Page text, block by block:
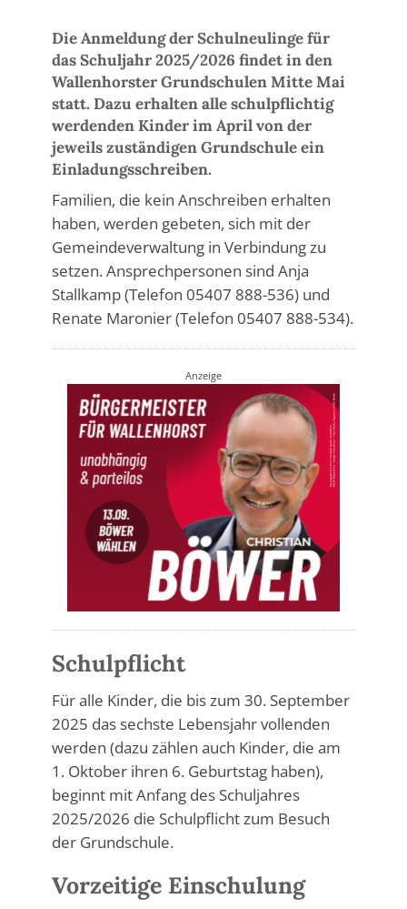
Die Anmeldung der Schulneulinge für
das Schuljahr 2025/2026 findet in den
Wallenhorster Grundschulen Mitte Mai
statt. Dazu erhalten alle schulpflichtig
werdenden Kinder im April von der
jeweils zuständigen Grundschule ein
Einladungsschreiben.
Familien, die kein Anschreiben erhalten
haben, werden gebeten, sich mit der
Gemeindeverwaltung in Verbindung zu
setzen. Ansprechpersonen sind Anja
Stallkamp (Telefon 05407 888-536) und
Renate Maronier (Telefon 05407 888-534).
Anzeige
Schulpflicht
Für alle Kinder, die bis zum 30. September
2025 das sechste Lebensjahr vollenden
werden (dazu zählen auch Kinder, die am
1. Oktober ihren 6. Geburtstag haben),
beginnt mit Anfang des Schuljahres
2025/2026 die Schulpflicht zum Besuch
der Grundschule.
Vorzeitige Einschulung